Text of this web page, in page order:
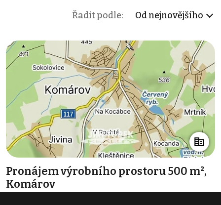
Řadit podle: Od nejnovějšího
Pronájem výrobního prostoru 500 m²,
Komárov